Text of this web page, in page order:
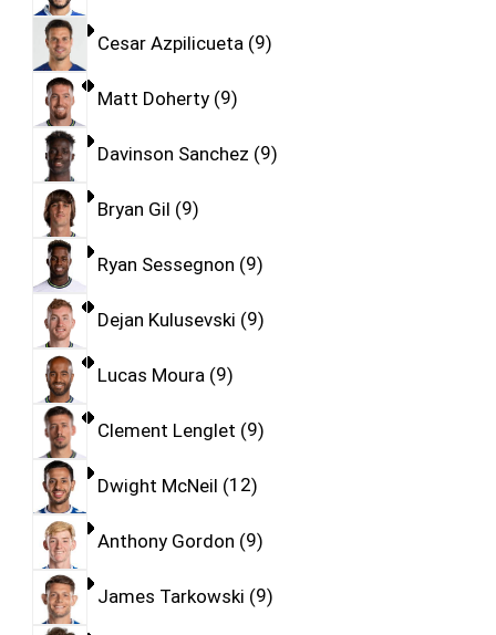
Cesar Azpilicueta 9
Matt Doherty 9
Davinson Sanchez 9
Bryan Gil 9
Ryan Sessegnon 9
Dejan Kulusevski 9
Lucas Moura 9
Clement Lenglet 9
Dwight McNeil 12
Anthony Gordon 9
James Tarkowski 9